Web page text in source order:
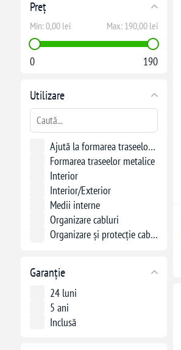
Preț
Min:0,00 lei Max: 190,00 lei
0 190
Utilizare
Ajută la formarea traseelor metalice
Formarea traseelor metalice
Interior
Interior/Exterior
Medii interne
Organizare cabluri
Organizare și protecție cabluri
Sisteme de jgheaburi metalice
Îmbinare jgheaburi metalice
Garanție
24 luni
5 ani
Inclusă